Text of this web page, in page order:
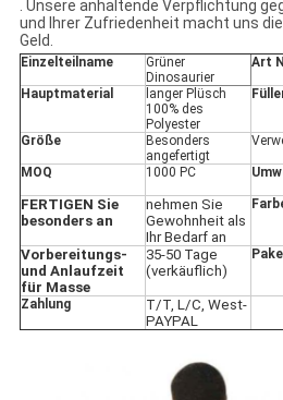
. Unsere anhaltende Verpflichtung
und Ihrer Zufriedenheit macht uns
Geld.
Einzelteilname
Grüner
Dinosaurier
Art
Hauptmaterial
langer Plüsch
100% des
Polyester
Größe
Besonders
angefertigt
MOQ
1000 PC
FERTIGEN Sie
besonders an
nehmen Sie
Gewohnheit als
Ihr Bedarf an
Vorbereitungs-
und Anlaufzeit
für Masse
35-50 Tage
(verkäuflich)
Zahlung
T/T, L/C, West-
PAYPAL